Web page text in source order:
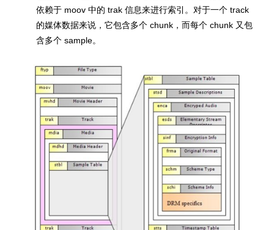
依赖于 moov 中的 trak 信息来进行索引。对于一个 track
的媒体数据来说，它包含多个 chunk，而每个 chunk 又包
含多个 sample。